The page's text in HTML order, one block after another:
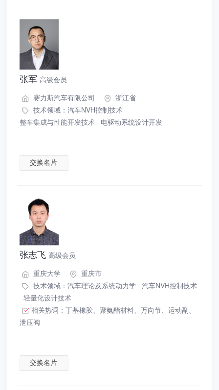
张军 高级会员
赛力斯汽车有限公司
浙江省
技术领域： 汽车NVH控制技术
整车集成与性能开发技术
电驱动系统设计开发
交换名片
张志飞 高级会员
重庆大学
重庆市
技术领域： 汽车理论及系统动力学 汽车NVH控制技术
轻量化设计技术
相关热词： 丁基橡胶、 聚氨酯材料、 万向节、 运动副、
泄压阀
交换名片